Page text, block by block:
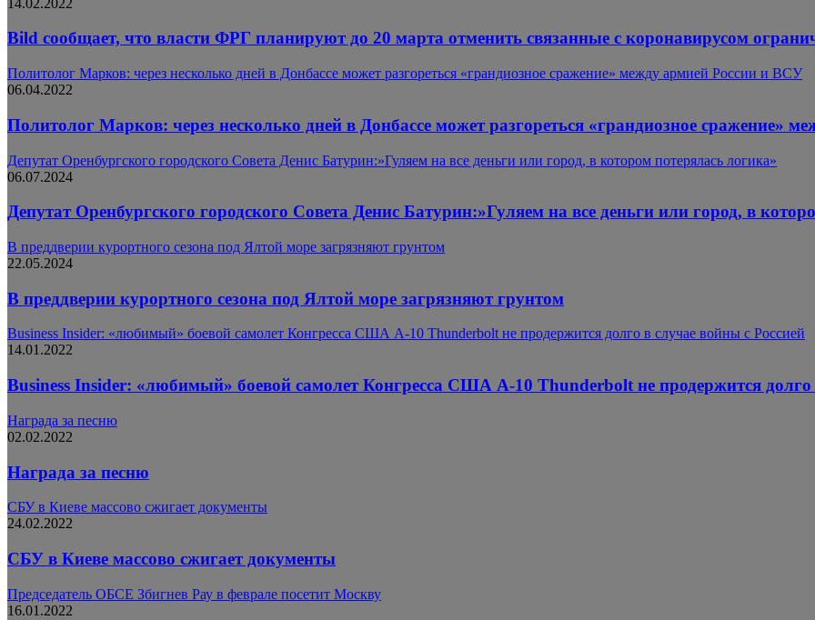
Bild сообщает, что власти ФРГ планируют до 20 марта отменить связанные с коронавирусом
Политолог Марков: через несколько дней в Донбассе может разгореться «грандиозное сражение» между армией России и ВСУ
06.04.2022
Политолог Марков: через несколько дней в Донбассе может разгореться «грандиозное сражение»
Депутат Оренбургского городского Совета Денис Батурин:»Гуляем на все деньги или город, в котором потерялась логика»
06.07.2024
Депутат Оренбургского городского Совета Денис Батурин:»Гуляем на все деньги или город, в
В преддверии курортного сезона под Ялтой море загрязняют грунтом
22.05.2024
В преддверии курортного сезона под Ялтой море загрязняют грунтом
Business Insider: «любимый» боевой самолет Конгресса США A-10 Thunderbolt не продержится долго в случае войны с Россией
14.01.2022
Business Insider: «любимый» боевой самолет Конгресса США A-10 Thunderbolt не продержится долго
Награда за песню
02.02.2022
Награда за песню
СБУ в Киеве массово сжигает документы
24.02.2022
СБУ в Киеве массово сжигает документы
Председатель ОБСЕ Збигнев Рау в феврале посетит Москву
16.01.2022